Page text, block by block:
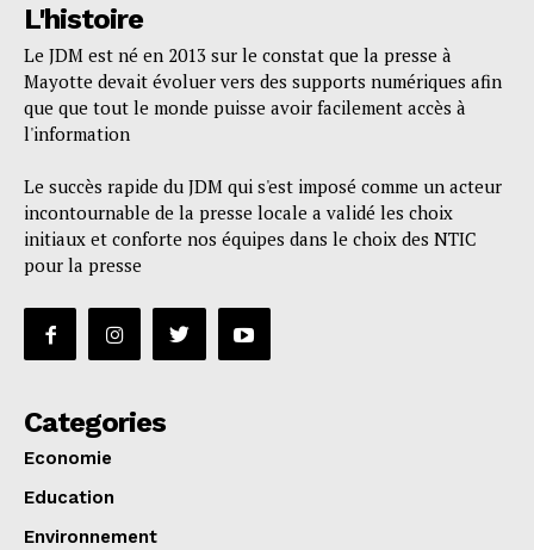
L'histoire
Le JDM est né en 2013 sur le constat que la presse à
Mayotte devait évoluer vers des supports numériques afin
que que tout le monde puisse avoir facilement accès à
l'information
Le succès rapide du JDM qui s'est imposé comme un acteur
incontournable de la presse locale a validé les choix
initiaux et conforte nos équipes dans le choix des NTIC
pour la presse
Categories
Economie
Education
Environnement